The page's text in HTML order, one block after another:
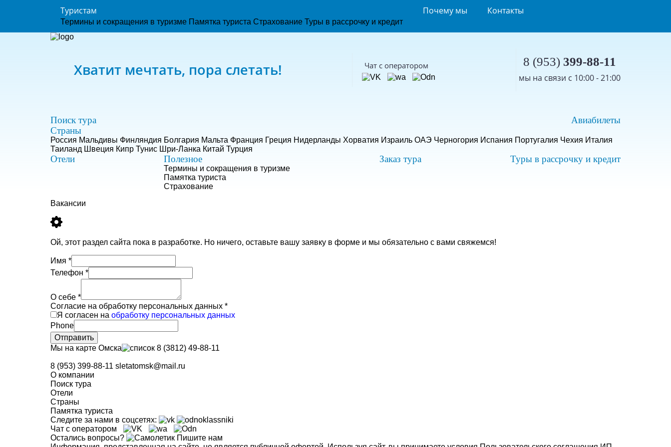
Туристам
Термины и сокращения в туризме Памятка туриста Страхование Туры в рассрочку и кредит
Почему мы Контакты
Хватит мечтать, пора слетать! Чат с оператором 8 (953) 399-88-11
мы на связи с 10:00 - 21:00
Поиск тура
Авиабилеты
Страны
Россия Мальдивы Финляндия Болгария Мальта Франция Греция Нидерланды Хорватия Израиль ОАЭ Черногория Испания Португалия Чехия Италия
Таиланд Швеция Кипр Тунис Шри-Ланка Китай Турция
Отели Полезное
Термины и сокращения в туризме
Памятка туриста
Страхование
Заказ тура Туры в рассрочку и кредит
Вакансии
Ой, этот раздел сайта пока в разработке. Но ничего, оставьте вашу заявку в форме и мы обязательно с вами свяжемся!
Имя *
Телефон *
О себе *
Согласие на обработку персональных данных *
Я согласен на обработку персональных данных
Phone
Отправить
Мы на карте Омска
8 (3812) 49-88-11
8 (953) 399-88-11 sletatomsk@mail.ru
О компании
Поиск тура
Отели
Страны
Памятка туриста
Следите за нами в соцсетях:
Чат с оператором
Остались вопросы?
Пишите нам